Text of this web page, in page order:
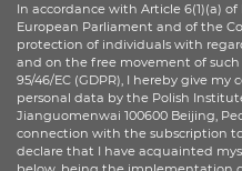
In accordance with Article 6(1)(a)
European Parliament and of the
protection of individuals with
and on the free movement of
95/46/EC (GDPR), I hereby give
personal data by the Polish
Jianguomenwai 100600 Beijing,
connection with the subscription
declare that I have acquainted